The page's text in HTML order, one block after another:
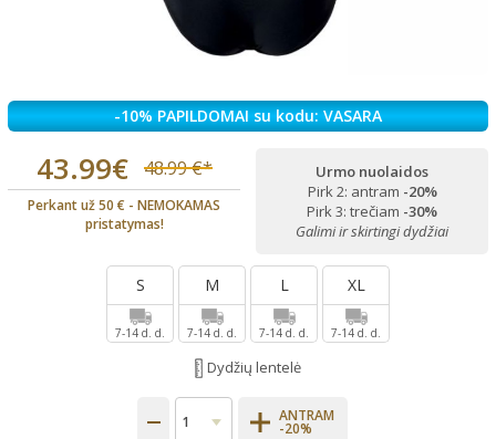
-10% PAPILDOMAI su kodu: VASARA
43.99€ 48.99 €*
Perkant už 50 € - NEMOKAMAS
pristatymas!
Urmo nuolaidos
Pirk 2: antram -20%
Pirk 3: trečiam -30%
Galimi ir skirtingi dydžiai
S
7-14 d. d.
M
7-14 d. d.
L
7-14 d. d.
XL
7-14 d. d.
Dydžių lentelė
ANTRAM
-20%